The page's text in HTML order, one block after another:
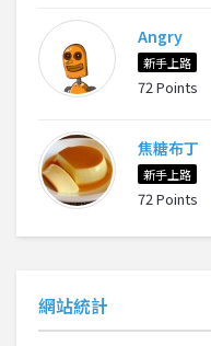
Angry
新手上路
72 Points
焦糖布丁
新手上路
72 Points
網站統計